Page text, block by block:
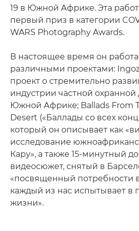
19 в Южной Африке. Эта
первый приз в категории
WARS Photography Awards.
В настоящее время он
различными проектами:
проект о стремительно
индустрии частной охранной
Южной Африке; Ballads From
Desert («Баллады со всех
который он описывает как
исследование
Кару», а также 15-минутный
видеосюжет, снятый в
«посвященный потребности
каждый из нас испытывает в
жизни».